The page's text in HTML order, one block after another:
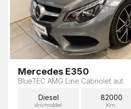
Mercedes E350
BlueTEC AMG Line Cabriolet aut.
Diesel
drivmiddel
82000
Km.